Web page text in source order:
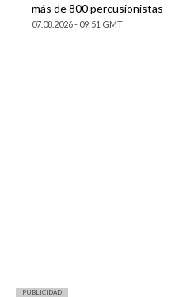
más de 800 percusionistas
07.08.2026 - 09:51 GMT
PUBLICIDAD